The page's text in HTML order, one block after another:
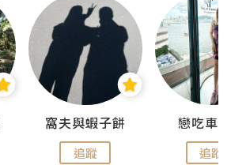
窩夫與蝦子餅
追蹤
戀吃車
追蹤